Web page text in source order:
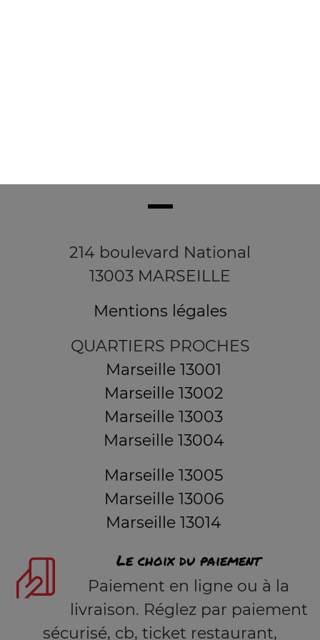
214 boulevard National
13003 MARSEILLE
Mentions légales
QUARTIERS PROCHES
Marseille 13001
Marseille 13002
Marseille 13003
Marseille 13004
Marseille 13005
Marseille 13006
Marseille 13014
Le choix du paiement
Paiement en ligne ou à la
livraison. Réglez par paiement
sécurisé, cb, ticket restaurant,